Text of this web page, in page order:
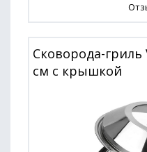
Сковорода-гриль
см с крышкой